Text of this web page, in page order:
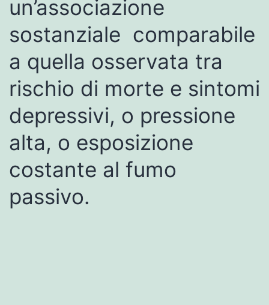
un’associazione
sostanziale comparabile
a quella osservata tra
rischio di morte e sintomi
depressivi, o pressione
alta, o esposizione
costante al fumo
passivo.